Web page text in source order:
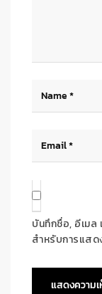
บันทึกชื่อ, อีเมล
สำหรับการแสด